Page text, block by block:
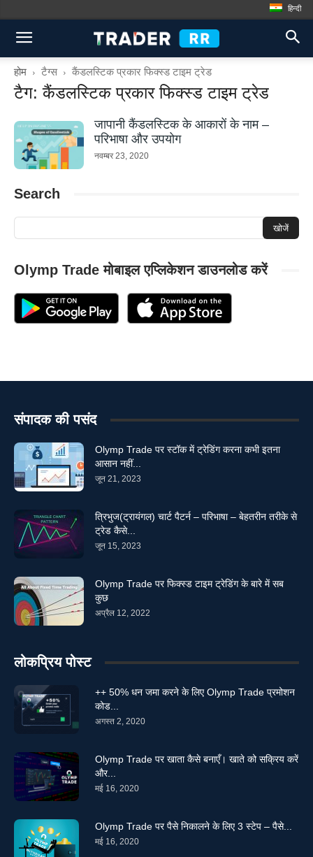
हिन्दी
होम टैग्स कैंडलस्टिक प्रकार फिक्स्ड टाइम ट्रेड
टैग: कैंडलस्टिक प्रकार फिक्स्ड टाइम ट्रेड
जापानी कैंडलस्टिक के आकारों के नाम –
परिभाषा और उपयोग
नवम्बर 23, 2020
Search
Olymp Trade मोबाइल एप्लिकेशन डाउनलोड करें
संपादक की पसंद
Olymp Trade पर स्टॉक में ट्रेडिंग करना कभी इतना
आसान नहीं...
जून 21, 2023
त्रिभुज(ट्रायंगल) चार्ट पैटर्न – परिभाषा – बेहतरीन तरीके से
ट्रेड कैसे...
जून 15, 2023
Olymp Trade पर फिक्स्ड टाइम ट्रेडिंग के बारे में सब
कुछ
अप्रैल 12, 2022
लोकप्रिय पोस्ट
++ 50% धन जमा करने के लिए Olymp Trade प्रमोशन
कोड...
अगस्त 2, 2020
Olymp Trade पर खाता कैसे बनाएँ। खाते को सक्रिय करें
और...
मई 16, 2020
Olymp Trade पर पैसे निकालने के लिए 3 स्टेप – पैसे...
मई 16, 2020